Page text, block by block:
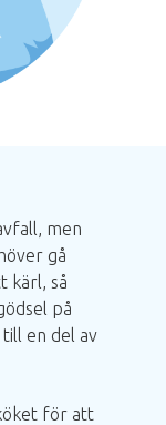
men
gå
kärl, så
på
en del av
för att